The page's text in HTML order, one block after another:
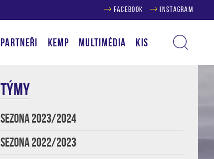
FACEBOOK INSTAGRAM
PARTNEŘI KEMP MULTIMÉDIA KIS
TÝMY
SEZONA 2023/2024
SEZONA 2022/2023